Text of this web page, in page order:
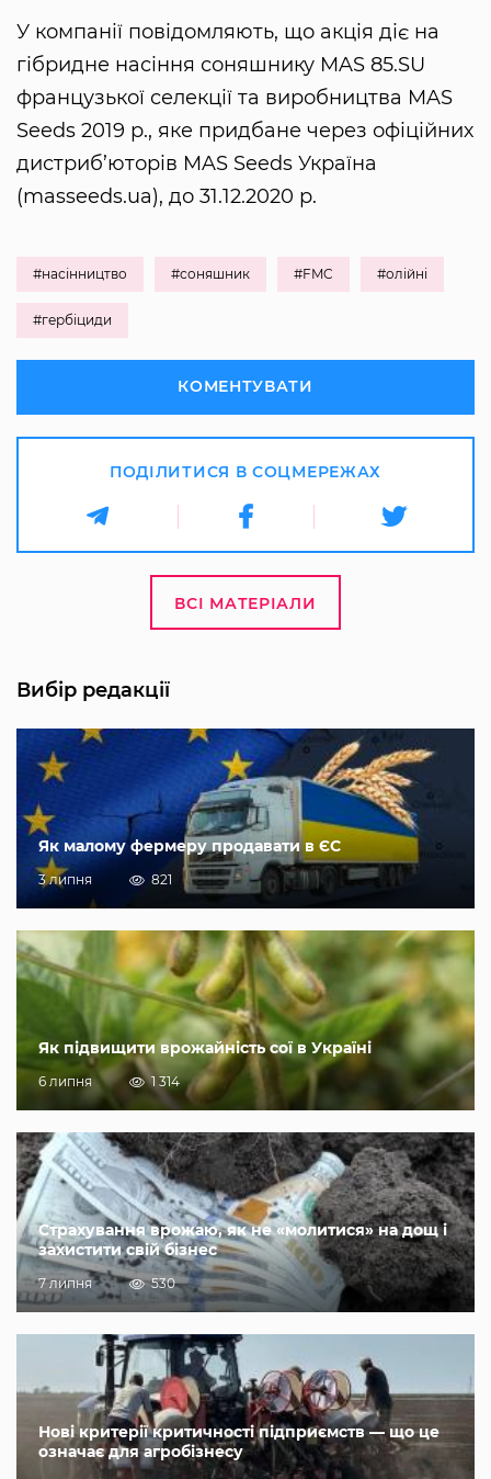
У компанії повідомляють, що акція діє на
гібридне насіння соняшнику MAS 85.SU
французької селекції та виробництва MAS
Seeds 2019 р., яке придбане через офіційних
дистриб’юторів MAS Seeds Україна
(masseeds.ua), до 31.12.2020 р.
#насінництво #соняшник #FMC #олійні
#гербіциди
КОМЕНТУВАТИ
ПОДІЛИТИСЯ В СОЦМЕРЕЖАХ
ВСІ МАТЕРІАЛИ
Вибір редакції
Як малому фермеру продавати в ЄС
3 липня 821
Як підвищити врожайність сої в Україні
6 липня 1 314
Страхування врожаю, як не «молитися» на дощ і
захистити свій бізнес
7 липня 530
Нові критерії критичності підприємств — що це
означає для агробізнесу